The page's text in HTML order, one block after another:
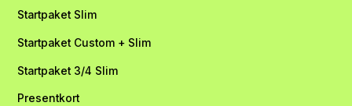
Startpaket Slim
Startpaket Custom + Slim
Startpaket 3/4 Slim
Presentkort